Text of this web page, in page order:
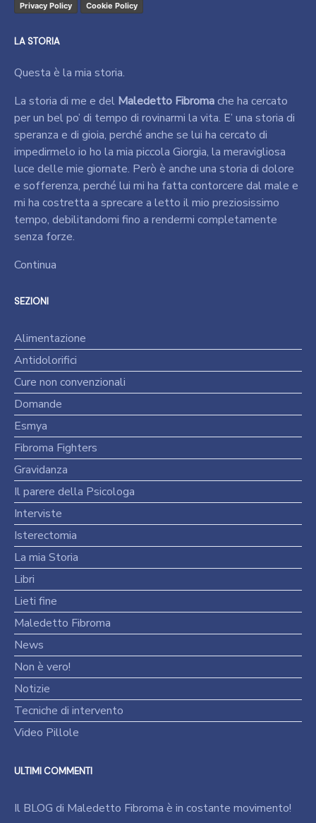
Privacy Policy Cookie Policy
LA STORIA
Questa è la mia storia.
La storia di me e del Maledetto Fibromache ha cercato
per un bel po’ di tempo di rovinarmi la vita. E’ una storia di
speranza e di gioia, perché anche se lui ha cercato di
impedirmelo io ho la mia piccola Giorgia, la meravigliosa
luce delle mie giornate. Però è anche una storia di dolore
e sofferenza, perché lui mi ha fatta contorcere dal male e
mi ha costretta a sprecare a letto il mio preziosissimo
tempo, debilitandomi fino a rendermi completamente
senza forze.
Continua
SEZIONI
Alimentazione
Antidolorifici
Cure non convenzionali
Domande
Esmya
Fibroma Fighters
Gravidanza
Il parere della Psicologa
Interviste
Isterectomia
La mia Storia
Libri
Lieti fine
Maledetto Fibroma
News
Non è vero!
Notizie
Tecniche di intervento
Video Pillole
ULTIMI COMMENTI
Il BLOG di Maledetto Fibroma è in costante movimento!